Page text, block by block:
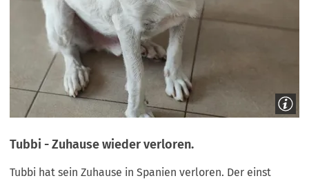
Tubbi - Zuhause wieder verloren.
Tubbi hat sein Zuhause in Spanien verloren. Der einst